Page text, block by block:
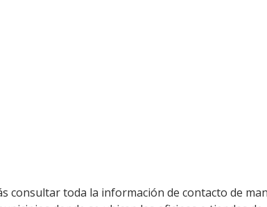
consultar toda la información de contacto de